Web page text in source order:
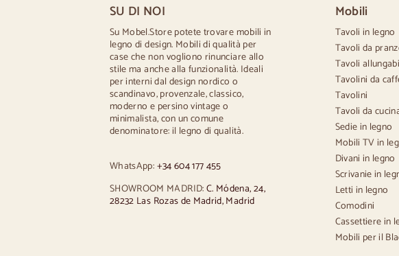
Tavolo per 6 persone
Tavolo per 8 persone
Tavolo per 10 persone
Tavolo per 12 persone
Sedie da pranzo bianche
Cucina in legno silas
Sedie da scrivania
SU DI NOI
Su Mobel.Store potete trovare mobili in
legno di design. Mobili di qualità per
case che non vogliono rinunciare allo
stile ma anche alla funzionalità. Ideali
per interni dal design nordico o
scandinavo, provenzale, classico,
moderno e persino vintage o
minimalista, con un comune
denominatore: il legno di qualità.
WhatsApp:+34 604 177 455
SHOWROOM MADRID:C. Módena, 24,
28232 Las Rozas de Madrid, Madrid
Mobili
Tavoli in legno
Tavoli da
Tavoli
Tavolini da
Tavolini
Tavoli da
Sedie in legno
Mobili TV in
Divani in legno
Scrivanie in
Letti in legno
Comodini
Cassettiere in
Mobili per il